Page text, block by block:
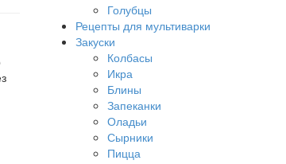
Голубцы
Рецепты для мультиварки
Закуски
Колбасы
Икра
Блины
Запеканки
Оладьи
Сырники
Пицца